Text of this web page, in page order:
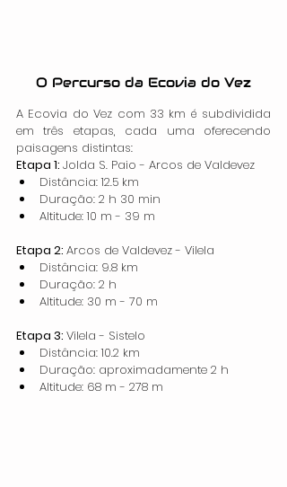
O Percurso da Ecovia do Vez
A Ecovia do Vez com 33 km é subdividida
em três etapas, cada uma oferecendo
paisagens distintas:
Etapa 1: Jolda S. Paio - Arcos de Valdevez
Distância: 12.5 km
Duração: 2 h 30 min
Altitude: 10 m - 39 m
Etapa 2: Arcos de Valdevez - Vilela
Distância: 9.8 km
Duração: 2 h
Altitude: 30 m - 70 m
Etapa 3: Vilela - Sistelo
Distância: 10.2 km
Duração: aproximadamente 2 h
Altitude: 68 m - 278 m